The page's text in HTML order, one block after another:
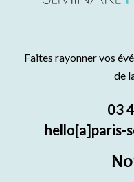
Faites rayonner vos
de
03
hello[a]paris-